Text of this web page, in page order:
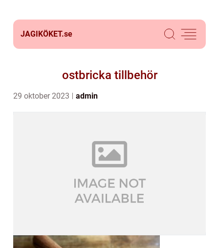
JAGIKÖKET.se
ostbricka tillbehör
29 oktober 2023 admin